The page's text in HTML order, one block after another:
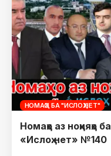
НОМАҲО БА "ИСЛОҲ.НЕТ"
Номаҳо аз ноҳияҳо ба
«Ислоҳ.нет» №140